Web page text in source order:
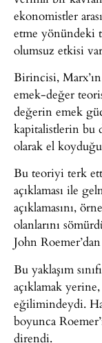
ekonomistler
etme yönündeki
olumsuz etkisi
Birincisi,
emek-değer
değerin emek
kapitalistlerin bu
olarak el
Bu teoriyi terk
açıklaması ile
açıklamasını,
olanlarını
John
Bu yaklaşım
açıklamak
eğilimindeydi.
boyunca
direndi.